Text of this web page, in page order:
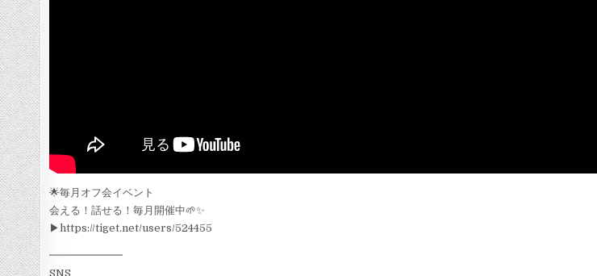
🌟毎月オフ会イベント
会える！話せる！毎月開催中🌱✨
▶︎https://tiget.net/users/524455
━━━━━━━
SNS